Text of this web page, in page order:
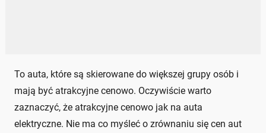
To auta, które są skierowane do większej grupy osób i
mają być atrakcyjne cenowo. Oczywiście warto
zaznaczyć, że atrakcyjne cenowo jak na auta
elektryczne. Nie ma co myśleć o zrównaniu się cen aut